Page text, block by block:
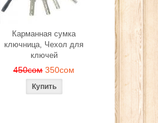
Карманная сумка
ключница, Чехол для
ключей
450сом 350сом